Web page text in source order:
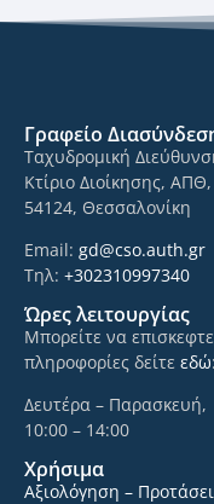
Γραφείο
Ταχυδρομική
Κτίριο Διοίκησης, ΑΠΘ,
54124, Θεσσαλονίκη
Email: gd@cso.auth.gr
Τηλ: +302310997340
Ώρες λειτουργίας
Μπορείτε να
πληροφορίες δείτε εδώ:
Δευτέρα – Παρασκευή,
10:00 – 14:00
Χρήσιμα
Αξιολόγηση –